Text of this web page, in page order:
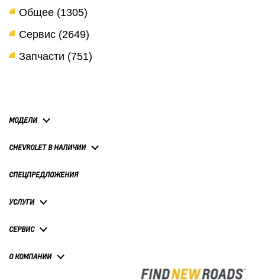
Общее (1305)
Сервис (2649)
Запчасти (751)
МОДЕЛИ
CHEVROLET В НАЛИЧИИ
СПЕЦПРЕДЛОЖЕНИЯ
УСЛУГИ
СЕРВИС
О КОМПАНИИ